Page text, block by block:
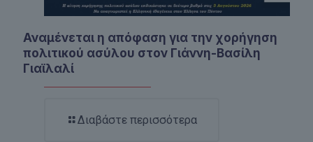
Αναμένεται η απόφαση για την χορήγηση
πολιτικού ασύλου στον Γιάννη-Βασίλη
Γιαϊλαλί
Διαβάστε περισσότερα